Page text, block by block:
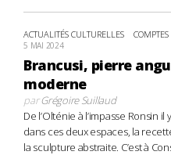
ACTUALITÉS CULTURELLES
5 MAI 2024
Brancusi, pierre
moderne
parGrégoire Suillaud
De l’Olténie à l’impasse Ronsin
dans ces deux espaces, la
la sculpture abstraite. C’est à